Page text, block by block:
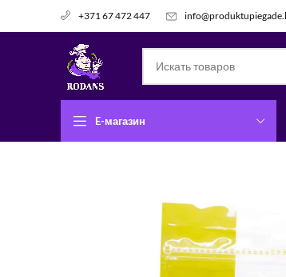
+371 67 472 447
E-магазин